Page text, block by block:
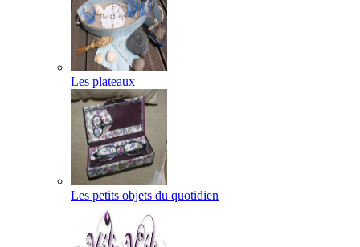
Les plateaux
Les petits objets du quotidien